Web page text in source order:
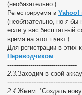
(необязательно.)
Регестрируемя в Yahoo!
(необязательно, но я бы
если у вас бесплатный
время на этот пункт.)
Для регистрации в этих
Переводчиком.
------------------------------------
2.3.Заходим в свой
2.4.Жмем "Создать